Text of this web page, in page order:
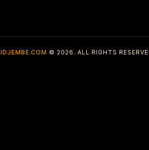
IDJEMBE.COM © 2026. ALL RIGHTS